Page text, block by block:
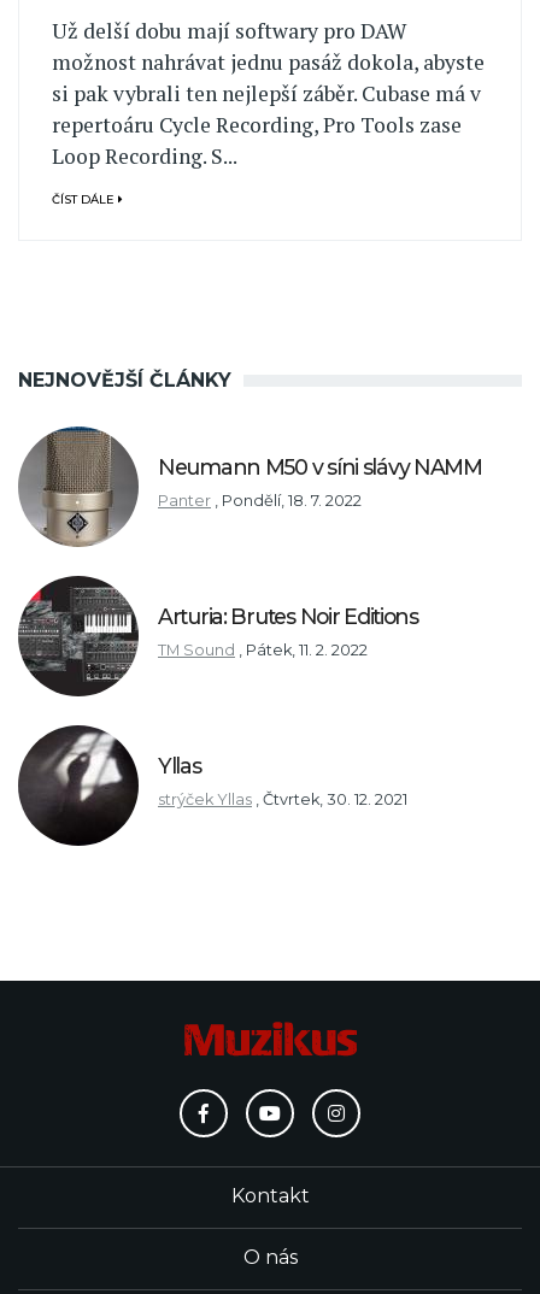
Už delší dobu mají softwary pro DAW
možnost nahrávat jednu pasáž dokola, abyste
si pak vybrali ten nejlepší záběr. Cubase má v
repertoáru Cycle Recording, Pro Tools zase
Loop Recording. S...
ČÍST DÁLE
NEJNOVĚJŠÍ ČLÁNKY
Neumann M50 v síni slávy NAMM
Panter Pondělí, 18. 7. 2022
Arturia: Brutes Noir Editions
TM Sound Pátek, 11. 2. 2022
Yllas
strýček Yllas Čtvrtek, 30. 12. 2021
Kontakt
O nás